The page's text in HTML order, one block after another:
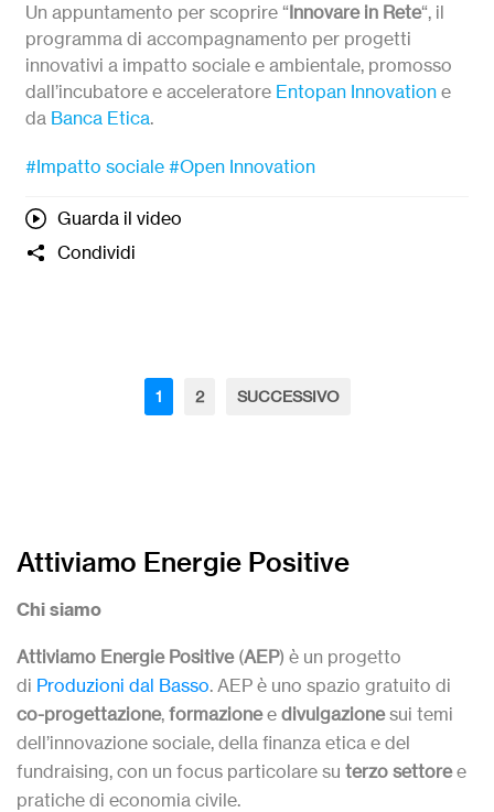
Un appuntamento per scoprire “Innovare in Rete“, il
programma di accompagnamento per progetti
innovativi a impatto sociale e ambientale, promosso
dall’incubatore e acceleratore Entopan Innovation e
da Banca Etica.
#Impatto sociale #Open Innovation
Guarda il video
Condividi
1 2 SUCCESSIVO
Attiviamo Energie Positive
Chi siamo
Attiviamo Energie Positive(AEP) è un progetto
di Produzioni dal Basso. AEP è uno spazio gratuito di
co-progettazione, formazionee divulgazionesui temi
dell’innovazione sociale, della finanza etica e del
fundraising, con un focus particolare su terzo settoree
pratiche di economia civile.